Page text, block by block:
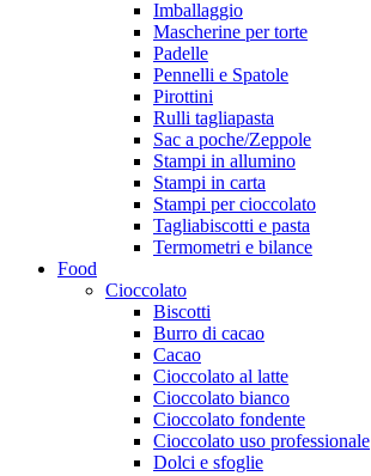
Imballaggio
Mascherine per torte
Padelle
Pennelli e Spatole
Pirottini
Rulli tagliapasta
Sac a poche/Zeppole
Stampi in allumino
Stampi in carta
Stampi per cioccolato
Tagliabiscotti e pasta
Termometri e bilance
Food
Cioccolato
Biscotti
Burro di cacao
Cacao
Cioccolato al latte
Cioccolato bianco
Cioccolato fondente
Cioccolato uso professionale
Dolci e sfoglie